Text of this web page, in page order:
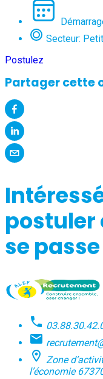
Secteur:
Postulez
Partager cette
postuler
se
Zone
l’économie